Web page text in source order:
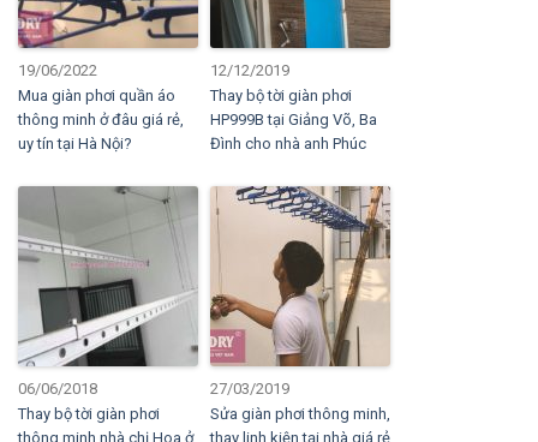
19/06/2022
Mua giàn phơi quần áo
thông minh ở đâu giá rẻ,
uy tín tại Hà Nội?
12/12/2019
Thay bộ tời giàn phơi
HP999B tại Giảng Võ, Ba
Đình cho nhà anh Phúc
06/06/2018
Thay bộ tời giàn phơi
thông minh nhà chị Hoa ở
27/03/2019
Sửa giàn phơi thông minh,
thay linh kiện tại nhà giá rẻ